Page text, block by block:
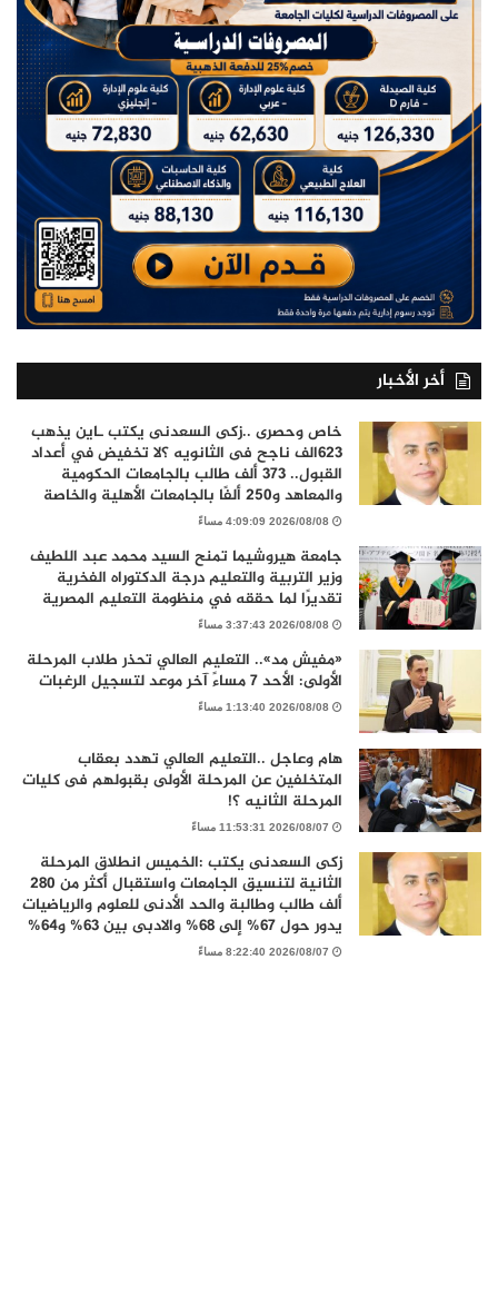
أخر الأخبار
خاص وحصرى ..زكى السعدنى يكتب ـاين يذهب
٦٢٣الف ناجح فى الثانويه ؟لا تخفيض في أعداد
القبول.. 373 ألف طالب بالجامعات الحكومية
والمعاهد و250 ألفًا بالجامعات الأهلية والخاصة
2026/08/08 4:09:09 مساءً
جامعة هيروشيما تمنح السيد محمد عبد اللطيف
وزير التربية والتعليم درجة الدكتوراه الفخرية
تقديرًا لما حققه في منظومة التعليم المصرية
2026/08/08 3:37:43 مساءً
«مفيش مد».. التعليم العالي تحذر طلاب المرحلة
الأولى: الأحد 7 مساءً آخر موعد لتسجيل الرغبات
2026/08/08 1:13:40 مساءً
هام وعاجل ..التعليم العالي تهدد بعقاب
المتخلفين عن المرحلة الأولى بقبولهم فى كليات
المرحلة الثانيه ؟!
2026/08/07 11:53:31 مساءً
زكى السعدنى يكتب :الخميس انطلاق المرحلة
الثانية لتنسيق الجامعات واستقبال أكثر من 280
ألف طالب وطالبة والحد الأدنى للعلوم والرياضيات
يدور حول 67% إلى 68% والادبى بين 63% و64%
2026/08/07 8:22:40 مساءً